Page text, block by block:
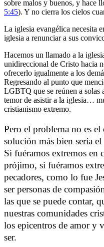
sobre malos y buenos, y hace
5:45). Y no cierra los cielos
La iglesia evangélica necesita
iglesia a renunciar a sus
Hacemos un llamado a la
unidireccional de Cristo hacia
ofrecerlo igualmente a los
Regresando al punto que
LGBTQ que se reúnen a solas
temor de asistir a la iglesia…
cristianismo extremo.
Pero el problema no es el
solución más bien sería el
Si fuéramos extremos en
prójimo, si fuéramos
pecadores, como lo fue
ser personas de
las que se puede contar,
nuestras comunidades
los epicentros de amor y
ser.